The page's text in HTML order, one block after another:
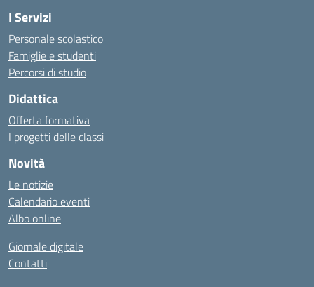
I Servizi
Personale scolastico
Famiglie e studenti
Percorsi di studio
Didattica
Offerta formativa
I progetti delle classi
Novità
Le notizie
Calendario eventi
Albo online
Giornale digitale
Contatti